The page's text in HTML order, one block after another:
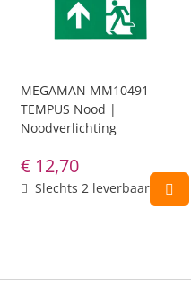
MEGAMAN MM10491
TEMPUS Nood |
Noodverlichting
€ 12,70
Slechts 2 leverbaar